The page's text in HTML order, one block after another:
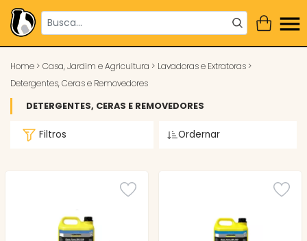
Home > Casa, Jardim e Agricultura > Lavadoras e Extratoras >
Detergentes, Ceras e Removedores
DETERGENTES, CERAS E REMOVEDORES
Filtros Ordernar